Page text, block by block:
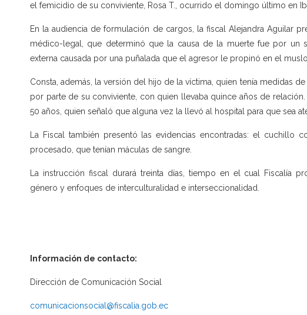
el femicidio de su conviviente, Rosa T., ocurrido el domingo último en
En la audiencia de formulación de cargos, la fiscal Alejandra Aguilar
médico-legal, que determinó que la causa de la muerte fue por un
externa causada por una puñalada que el agresor le propinó en el
Consta, además, la versión del hijo de la víctima, quien tenía medidas
por parte de su conviviente, con quien llevaba quince años de
50 años, quien señaló que alguna vez la llevó al hospital para que sea
La Fiscal también presentó las evidencias encontradas: el
procesado, que tenían máculas de sangre.
La instrucción fiscal durará treinta días, tiempo en el cual Fiscalía
género y enfoques de interculturalidad e interseccionalidad.
Información de contacto:
Dirección de Comunicación Social
comunicacionsocial@fiscalia.gob.ec